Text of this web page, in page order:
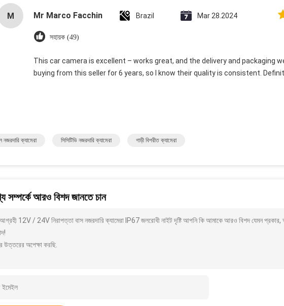
M Mr Marco Facchin Brazil Mar 28.2024
সহায়ক (49)
This car camera is excellent – works great, and the delivery and packaging
buying from this seller for 6 years, so I know their quality is consistent.
নজরদারি ক্যামেরা সিসিটিভি নজরদারি ক্যামেরা গাড়ী বিপরীত ক্যামেরা
সম্পর্কে আরও বিশদ জানতে চান
12V / 24V নিরাপত্তা বাস নজরদারি ক্যামেরা IP67 জলরোধী নাইট দৃষ্টি আপনি কি আমাকে আরও বিশদ যেমন প্রকার,
উত্তরের অপেক্ষা করছি.